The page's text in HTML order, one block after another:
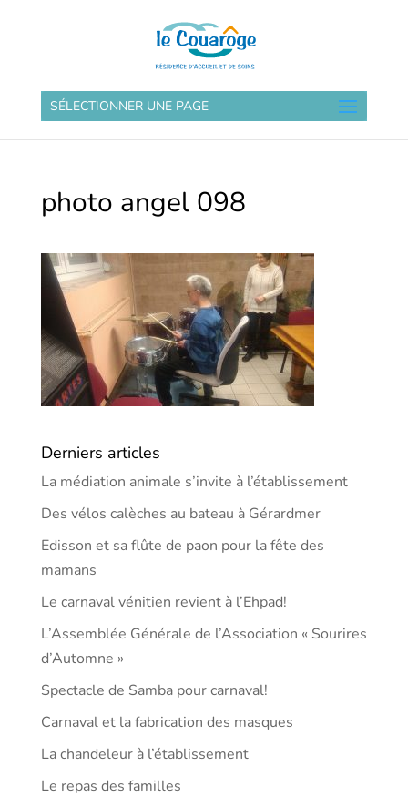
SÉLECTIONNER UNE PAGE
photo angel 098
Derniers articles
La médiation animale s’invite à l’établissement
Des vélos calèches au bateau à Gérardmer
Edisson et sa flûte de paon pour la fête des
mamans
Le carnaval vénitien revient à l’Ehpad!
L’Assemblée Générale de l’Association « Sourires
d’Automne »
Spectacle de Samba pour carnaval!
Carnaval et la fabrication des masques
La chandeleur à l’établissement
Le repas des familles